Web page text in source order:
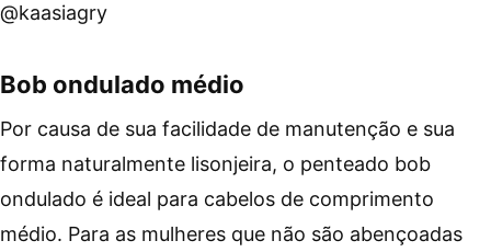
@kaasiagry
Bob ondulado médio
Por causa de sua facilidade de manutenção e sua
forma naturalmente lisonjeira, o penteado bob
ondulado é ideal para cabelos de comprimento
médio. Para as mulheres que não são abençoadas